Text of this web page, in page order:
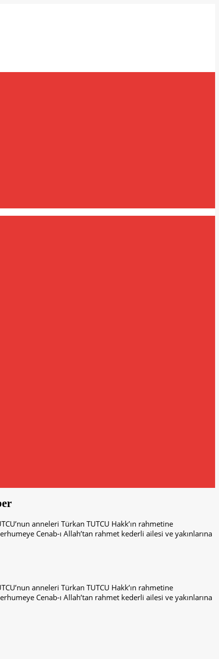
anneleri Türkan TUTCU Hakk’ın rahmetine
Cenab-ı Allah’tan rahmet kederli ailesi ve yakınlarına
anneleri Türkan TUTCU Hakk’ın rahmetine
Cenab-ı Allah’tan rahmet kederli ailesi ve yakınlarına